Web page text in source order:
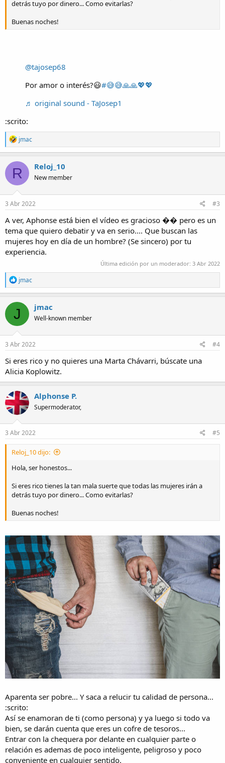
detrás tuyo por dinero... Como evitarlas?
Buenas noches!
@tajosep68
Por amor o interés?😃#😅😅🙏🙏💖💖
♬ original sound - TaJosep1
:scrito:
R
e
a
c
t
i
o
n
s
jmac
R Reloj_10
New member
3 Abr 2022 #3
A ver, Aphonse está bien el vídeo es gracioso �� pero es un
tema que quiero debatir y va en serio.... Que buscan las
mujeres hoy en día de un hombre? (Se sincero) por tu
experiencia.
Última edición por un moderador: 3 Abr 2022
R
e
a
c
t
i
o
n
s
jmac
J jmac
Well-known member
3 Abr 2022 #4
Si eres rico y no quieres una Marta Chávarri, búscate una
Alicia Koplowitz.
Alphonse P.
Supermoderator,
3 Abr 2022 #5
Reloj_10 dijo:
Hola, ser honestos...
Si eres rico tienes la tan mala suerte que todas las mujeres irán a
detrás tuyo por dinero... Como evitarlas?
Buenas noches!
Aparenta ser pobre... Y saca a relucir tu calidad de persona...
:scrito:
Así se enamoran de ti (como persona) y ya luego si todo va
bien, se darán cuenta que eres un cofre de tesoros...
Entrar con la chequera por delante en cualquier parte o
relación es ademas de poco inteligente, peligroso y poco
conveniente en cualquier sentido.